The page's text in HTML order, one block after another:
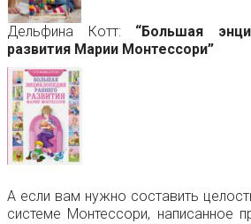
Дельфина Котт: “Большая
развития Марии Монтессори”
А если вам нужно составить
системе Монтессори, написанное